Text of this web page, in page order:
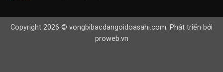
vòng
bi
Copyright 2026 © vongbibacdangoidoasahi.com. Phát triển bởi
proweb.vn